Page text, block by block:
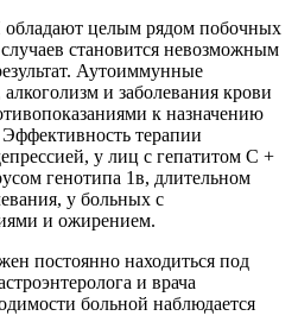
целым рядом побочных
становится невозможным
Аутоиммунные
и заболевания крови
к назначению
терапии
у лиц с гепатитом С +
генотипа 1в, длительном
у больных с
и ожирением.
постоянно находиться под
и врача
больной наблюдается